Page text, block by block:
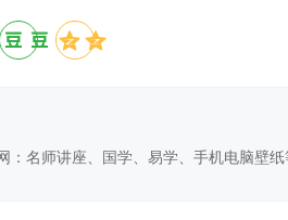
 
：名师讲座、国学、易学、手机电脑壁纸